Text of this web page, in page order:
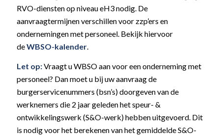
RVO-diensten op niveau eH3 nodig. De
aanvraagtermijnen verschillen voor zzp’ers en
ondernemingen met personeel. Bekijk hiervoor
deWBSO-kalender.
Let op:Vraagt u WBSO aan voor een onderneming met
personeel? Dan moet u bij uw aanvraag de
burgerservicenummers (bsn’s) doorgeven van de
werknemers die 2 jaar geleden het speur- &
ontwikkelingswerk (S&O-werk) hebben uitgevoerd. Dit
is nodig voor het berekenen van het gemiddelde S&O-